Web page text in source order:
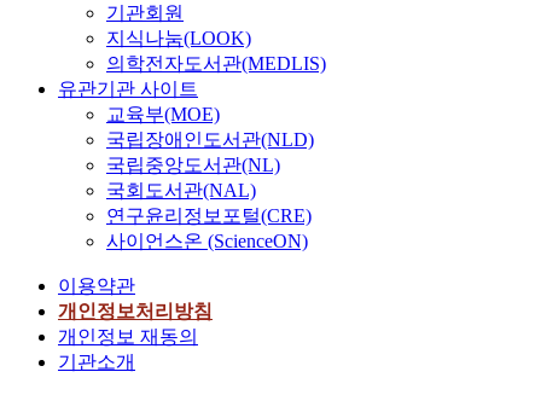
기관회원
지식나눔(LOOK)
의학전자도서관(MEDLIS)
유관기관 사이트
교육부(MOE)
국립장애인도서관(NLD)
국립중앙도서관(NL)
국회도서관(NAL)
연구윤리정보포털(CRE)
사이언스온 (ScienceON)
이용약관
개인정보처리방침
개인정보 재동의
기관소개